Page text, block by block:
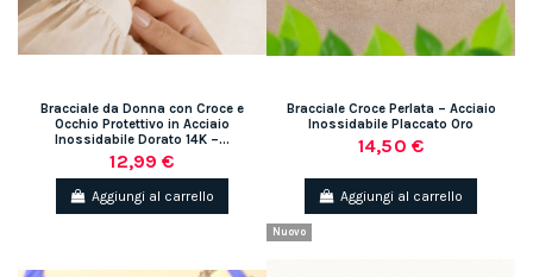
Bracciale da Donna con Croce e
Occhio Protettivo in Acciaio
Inossidabile Dorato 14K –...
12,99 €
Aggiungi al carrello
Bracciale Croce Perlata – Acciaio
Inossidabile Placcato Oro
14,50 €
Aggiungi al carrello
Nuovo